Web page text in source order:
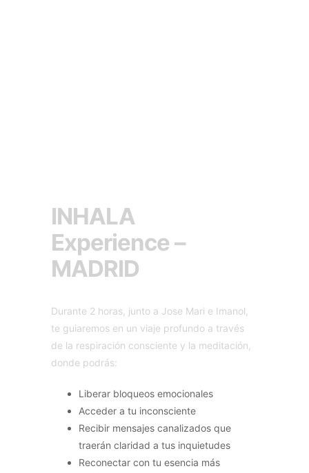
INHALA
Experience –
MADRID
Durante 2 horas, junto a Jose Mari e Imanol,
te guiaremos en un viaje profundo a través
de la respiración consciente y la meditación,
donde podrás:
Liberar bloqueos emocionales
Acceder a tu inconsciente
Recibir mensajes canalizados que
traerán claridad a tus inquietudes
Reconectar con tu esencia más